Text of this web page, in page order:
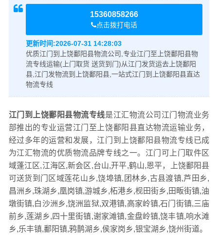
15360858266
点击拨打电话
更新时间:2026-07-31 14:28:03
优质江门到上饶鄱阳县物流公司,专业江门至上饶鄱阳县物
流专线运输(上门取货 送货到门)从江门发货运去上饶鄱阳
县,江门发物流到上饶鄱阳县,一站式江门到上饶鄱阳县直达
物流专线
江门到上饶鄱阳县物流专线是江汇物流公司江门物流业务
部推出的专业运营江门至上饶鄱阳县直达物流运输业务，
经过多年的运营和发展，江门到上饶鄱阳县物流专线已成
为江汇物流的优质物流品牌专线之一。江门可上门取件区
域蓬江区,江海区,新会区,台山,开平,鹤山,恩平，上饶鄱阳县
可送货到门区域莲花山乡,饶埠镇,团林乡,古县渡镇,芦田乡,
昌洲乡,珠湖乡,凰岗镇,游城乡,柘港乡,枧田街乡,田畈街镇,油
墩街镇,白沙洲乡,饶洲监狱,双港镇,高家岭镇,石门街镇,三庙
前乡,莲湖乡,四十里街镇,谢家滩镇,金盘岭镇,饶丰镇,响水滩
乡,乐丰镇,鄱阳镇,鸦鹊湖乡,侯家岗乡,银宝湖乡,饶州街道。